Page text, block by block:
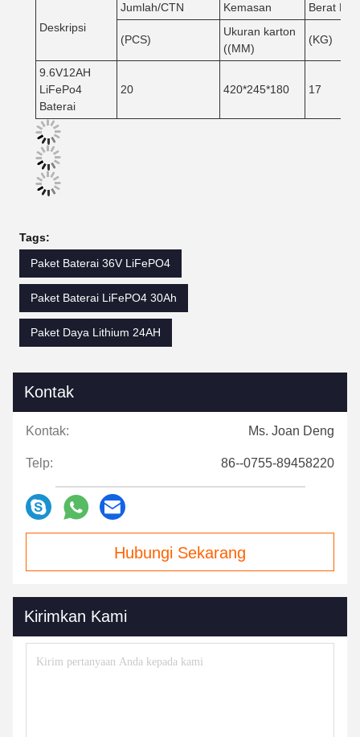
Deskripsi
Jumlah/CTN Kemasan Berat
(PCS)
Ukuran karton
((MM)
(KG)
9.6V12AH
LiFePo4
Baterai
20 420*245*180 17
Tags:
Paket Baterai 36V LiFePO4
Paket Baterai LiFePO4 30Ah
Paket Daya Lithium 24AH
Kontak
Kontak: Ms. Joan Deng
Telp: 86--0755-89458220
Hubungi Sekarang
Kirimkan Kami